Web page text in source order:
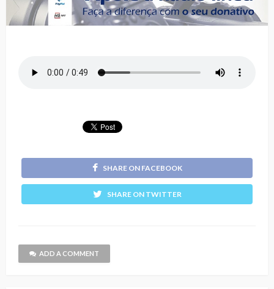
SHARE ON FACEBOOK
SHARE ON TWITTER
ADD A COMMENT